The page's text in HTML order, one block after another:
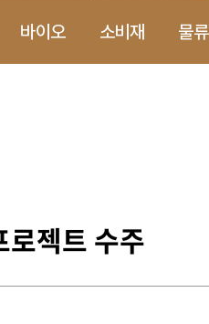
바이오 소비재 물류
젝트 수주